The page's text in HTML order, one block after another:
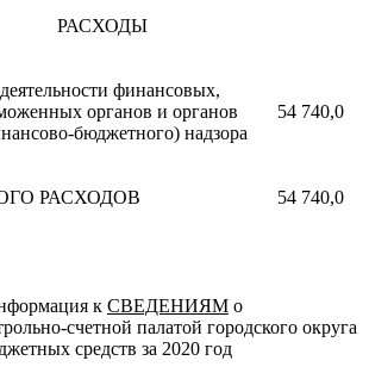
РАСХОДЫ
финансовых,
органов и органов
бюджетного) надзора
54 740,0
РАСХОДОВ 54 740,0
к СВЕДЕНИЯМ о
счетной палатой городского округа
средств за 2020 год